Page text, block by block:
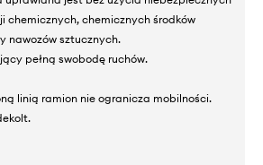
chemicznych, chemicznych środków
nawozów sztucznych.
pełną swobodę ruchów.
linią ramion nie ogranicza mobilności.